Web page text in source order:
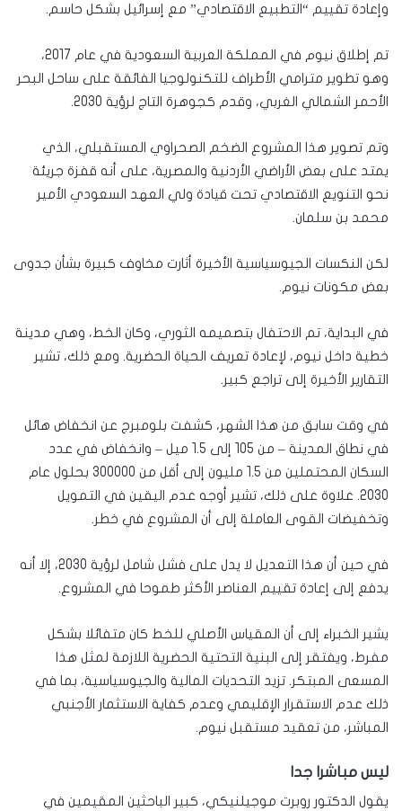
وإعادة تقييم “التطبيع الاقتصادي” مع إسرائيل بشكل حاسم.
تم إطلاق نيوم في المملكة العربية السعودية في عام 2017،
وهو تطوير مترامي الأطراف للتكنولوجيا الفائقة على ساحل البحر
الأحمر الشمالي الغربي، وقدم كجوهرة التاج لرؤية 2030.
وتم تصوير هذا المشروع الضخم الصحراوي المستقبلي، الذي
يمتد على بعض الأراضي الأردنية والمصرية، على أنه قفزة جريئة
نحو التنويع الاقتصادي تحت قيادة ولي العهد السعودي الأمير
محمد بن سلمان.
لكن النكسات الجيوسياسية الأخيرة أثارت مخاوف كبيرة بشأن جدوى
بعض مكونات نيوم.
في البداية، تم الاحتفال بتصميمه الثوري، وكان الخط، وهي مدينة
خطية داخل نيوم، لإعادة تعريف الحياة الحضرية. ومع ذلك، تشير
التقارير الأخيرة إلى تراجع كبير.
في وقت سابق من هذا الشهر، كشفت بلومبرج عن انخفاض هائل
في نطاق المدينة – من 105 إلى 1.5 ميل – وانخفاض في عدد
السكان المحتملين من 1.5 مليون إلى أقل من 300000 بحلول عام
2030. علاوة على ذلك، تشير أوجه عدم اليقين في التمويل
وتخفيضات القوى العاملة إلى أن المشروع في خطر.
في حين أن هذا التعديل لا يدل على فشل شامل لرؤية 2030، إلا أنه
يدفع إلى إعادة تقييم العناصر الأكثر طموحا في المشروع.
يشير الخبراء إلى أن المقياس الأصلي للخط كان متفائلا بشكل
مفرط، ويفتقر إلى البنية التحتية الحضرية اللازمة لمثل هذا
المسعى المبتكر. تزيد التحديات المالية والجيوسياسية، بما في
ذلك عدم الاستقرار الإقليمي وعدم كفاية الاستثمار الأجنبي
المباشر، من تعقيد مستقبل نيوم.
ليس مباشرا جدا
يقول الدكتور روبرت موجيلنيكي، كبير الباحثين المقيمين في